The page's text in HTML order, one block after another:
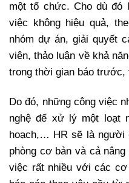
một tổ chức. Cho dù đó
việc không hiệu quả,
nhóm dự án, giải quyết
viên, thảo luận về khả
trong thời gian báo trước,
Do đó, những công việc
nghệ để xử lý một loạt
hoạch,… HR sẽ là người
phòng cơ bản và cả
việc rất nhiều với các